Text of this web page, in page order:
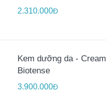
2.310.000Đ
Kem dưỡng da - Cream
Biotense
3.900.000Đ